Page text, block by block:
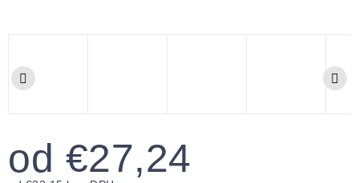
od €27,24